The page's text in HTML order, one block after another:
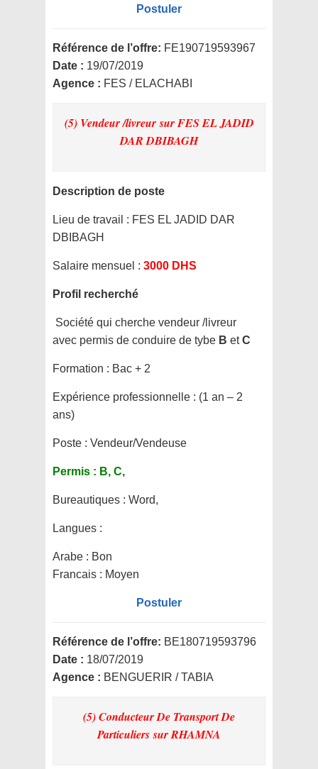
Postuler
Référence de l’offre: FE190719593967
Date : 19/07/2019
Agence : FES / ELACHABI
(5) Vendeur /livreursur FES EL JADID
DAR DBIBAGH
Description de poste
Lieu de travail : FES EL JADID DAR
DBIBAGH
Salaire mensuel : 3000 DHS
Profil recherché
Société qui cherche vendeur /livreur
avec permis de conduire de tybe B etC
Formation : Bac + 2
Expérience professionnelle : (1 an – 2
ans)
Poste : Vendeur/Vendeuse
Permis : B, C,
Bureautiques : Word,
Langues :
Arabe : Bon
Francais : Moyen
Postuler
Référence de l’offre: BE180719593796
Date : 18/07/2019
Agence : BENGUERIR / TABIA
(5) Conducteur De Transport De
Particulierssur RHAMNA